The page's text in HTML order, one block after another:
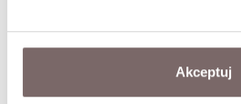
Akceptuj
SHIPPING